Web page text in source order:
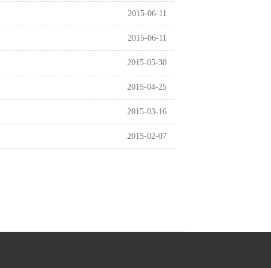
2015-06-11
2015-06-11
2015-05-30
2015-04-25
2015-03-16
2015-02-07